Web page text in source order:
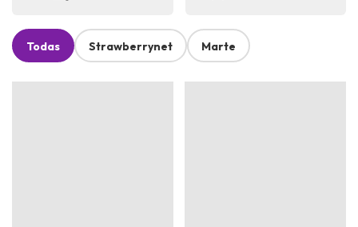
Todas Strawberrynet Marte